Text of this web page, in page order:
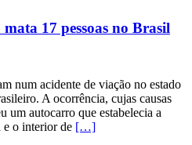
17 pessoas no Brasil
num acidente de viação no estado
A ocorrência, cujas causas
um autocarro que estabelecia a
e o interior de […]